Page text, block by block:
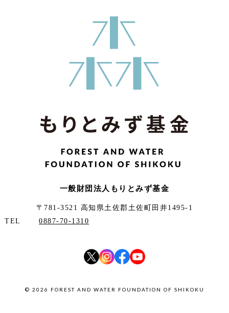
一般財団法人もりとみず基金
〒781-3521 高知県土佐郡土佐町田井1495-1
TEL
0887-70-1310
© 2026 FOREST AND WATER FOUNDATION OF SHIKOKU